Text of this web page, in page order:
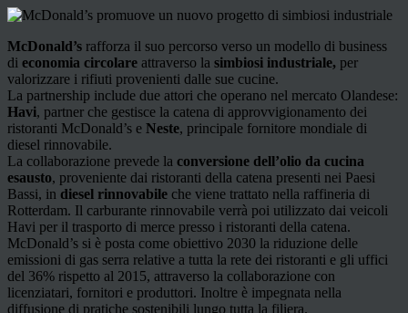
McDonald’s rafforza il suo percorso verso un modello di business
di economia circolare attraverso la simbiosi industriale, per
valorizzare i rifiuti provenienti dalle sue cucine.
La partnership include due attori che operano nel mercato Olandese:
Havi, partner che gestisce la catena di approvvigionamento dei
ristoranti McDonald’s e Neste, principale fornitore mondiale di
diesel rinnovabile.
La collaborazione prevede la conversione dell’olio da cucina
esausto, proveniente dai ristoranti della catena presenti nei Paesi
Bassi, in diesel rinnovabile che viene trattato nella raffineria di
Rotterdam. Il carburante rinnovabile verrà poi utilizzato dai veicoli
Havi per il trasporto di merce presso i ristoranti della catena.
McDonald’s si è posta come obiettivo 2030 la riduzione delle
emissioni di gas serra relative a tutta la rete dei ristoranti e gli uffici
del 36% rispetto al 2015, attraverso la collaborazione con
licenziatari, fornitori e produttori. Inoltre è impegnata nella
diffusione di pratiche sostenibili lungo tutta la filiera.